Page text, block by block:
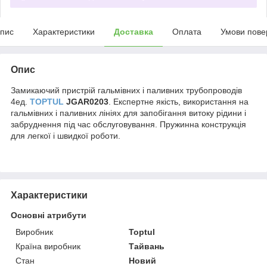
Характеристики Доставка Оплата Умови
Опис
Замикаючий пристрій гальмівних і паливних трубопроводів
4ед. TOPTUL JGAR0203 . Експертне якість, використання на
гальмівних і паливних лініях для запобігання витоку рідини і
забруднення під час обслуговування. Пружинна конструкція
для легкої і швидкої роботи.
Характеристики
Основні атрибути
Виробник
Toptul
Країна виробник
Тайвань
Стан
Новий